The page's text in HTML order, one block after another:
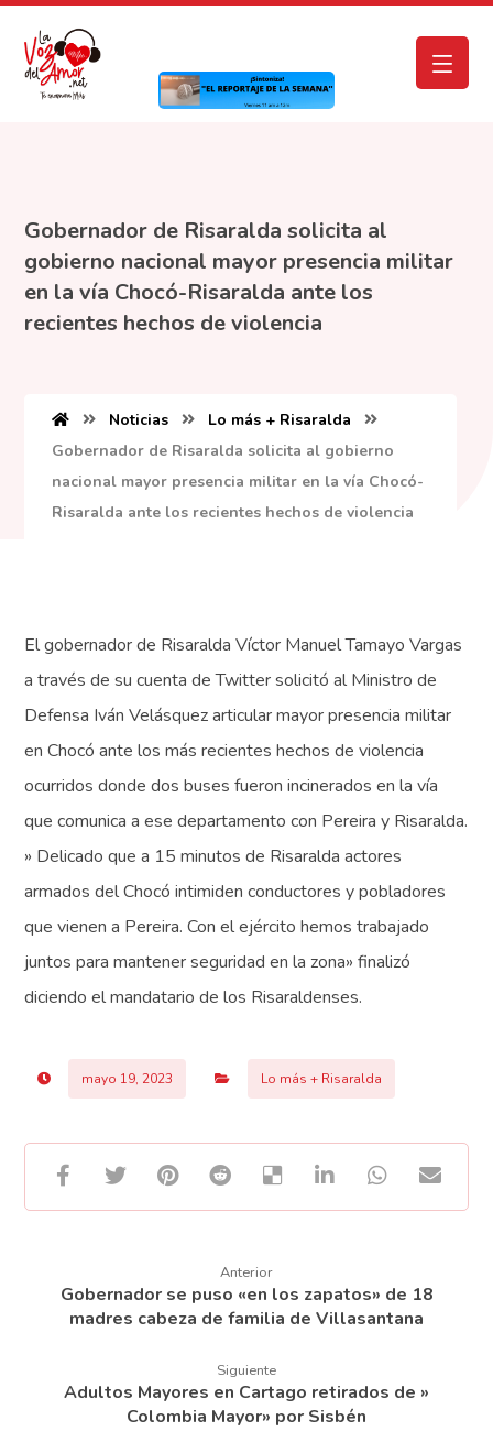
Gobernador de Risaralda solicita al
gobierno nacional mayor presencia militar
en la vía Chocó-Risaralda ante los
recientes hechos de violencia
Noticias
Lo más + Risaralda
Gobernador de Risaralda solicita al gobierno
nacional mayor presencia militar en la vía Chocó-
Risaralda ante los recientes hechos de violencia
El gobernador de Risaralda Víctor Manuel Tamayo Vargas
a través de su cuenta de Twitter solicitó al Ministro de
Defensa Iván Velásquez articular mayor presencia militar
en Chocó ante los más recientes hechos de violencia
ocurridos donde dos buses fueron incinerados en la vía
que comunica a ese departamento con Pereira y Risaralda.
» Delicado que a 15 minutos de Risaralda actores
armados del Chocó intimiden conductores y pobladores
que vienen a Pereira. Con el ejército hemos trabajado
juntos para mantener seguridad en la zona» finalizó
diciendo el mandatario de los Risaraldenses.
mayo 19, 2023 Lo más + Risaralda
Anterior
Gobernador se puso «en los zapatos» de 18
madres cabeza de familia de Villasantana
Siguiente
Adultos Mayores en Cartago retirados de »
Colombia Mayor» por Sisbén